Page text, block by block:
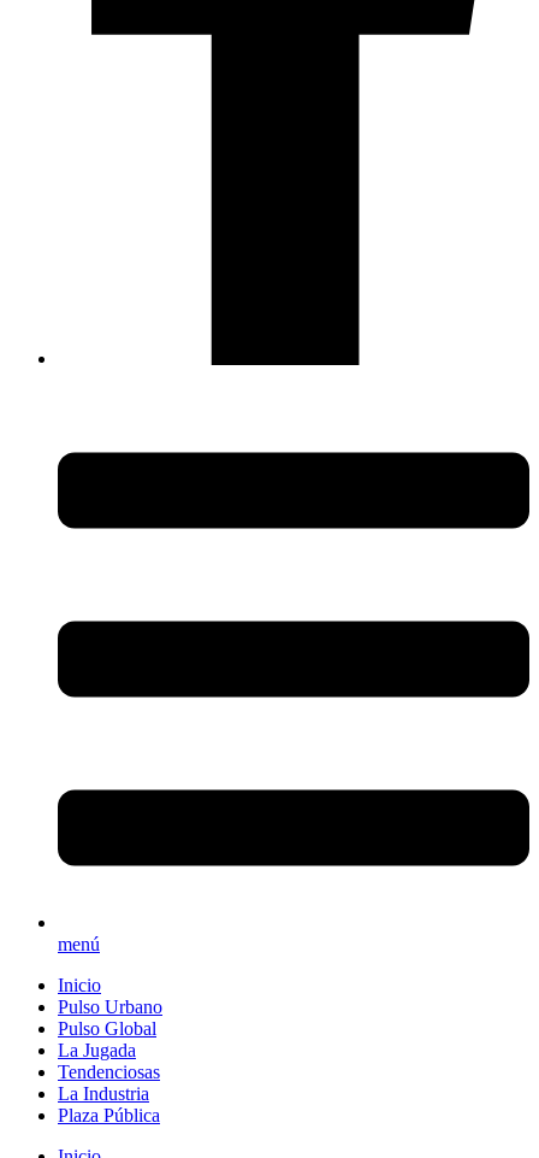
menú
Inicio
Pulso Urbano
Pulso Global
La Jugada
Tendenciosas
La Industria
Plaza Pública